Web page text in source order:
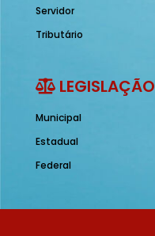
Servidor
Tributário
LEGISLAÇÃO
Municipal
Estadual
Federal